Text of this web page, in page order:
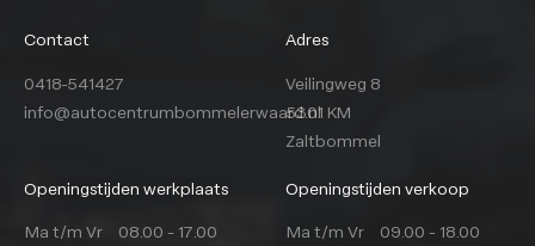
Contact
0418-541427
info@autocentrumbommelerwaard.nl
Adres
Veilingweg 8
5301 KM
Zaltbommel
Openingstijden werkplaats
Ma t/m Vr
08.00 - 17.00
Openingstijden verkoop
Ma t/m Vr
09.00 - 18.00